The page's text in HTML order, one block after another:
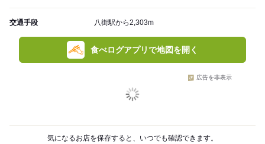
交通手段 八街駅から2,303m
食べログアプリで地図を開く
広告を非表示
気になるお店を保存すると、いつでも確認できます。